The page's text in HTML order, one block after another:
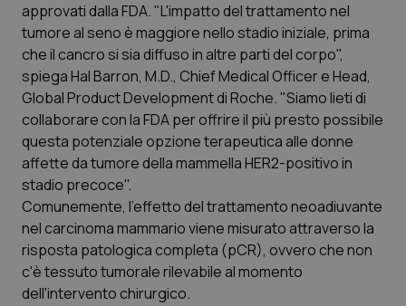
Provincia Autonoma di Trento
Puglia
Sardegna
Sicilia
Toscana
Umbria
Ipertensione & Scompenso
Malattie rare
Malattia di Crohn & Rettocolite Ulcerosa
Neuroscienze & patologie neurodegenerative
Obesità
Oftalmologia
approvati dalla FDA. "L'impatto del trattamento nel
tumore al seno è maggiore nello stadio iniziale, prima
che il cancro si sia diffuso in altre parti del corpo",
spiega Hal Barron, M.D., Chief Medical Officer e Head,
Global Product Development di Roche. "Siamo lieti di
collaborare con la FDA per offrire il più presto possibile
questa potenziale opzione terapeutica alle donne
affette da tumore della mammella HER2-positivo in
stadio precoce".
Comunemente, l'effetto del trattamento neoadiuvante
nel carcinoma mammario viene misurato attraverso la
risposta patologica completa (pCR), ovvero che non
c'è tessuto tumorale rilevabile al momento
dell'intervento chirurgico.